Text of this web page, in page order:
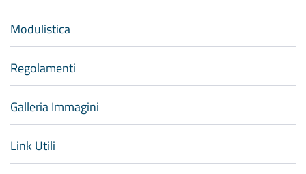
Modulistica
Regolamenti
Galleria Immagini
Link Utili